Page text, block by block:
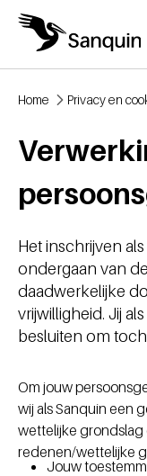
Overslaan en naar de
Home Privacy en
Het inschrijven
ondergaan van
daadwerkelijke
vrijwilligheid. Jij
besluiten om
Om jouw
wij als Sanquin een
wettelijke
redenen/wettelijke
Jouw